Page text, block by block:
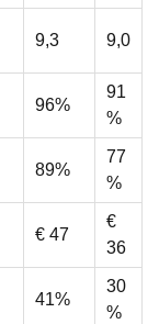
9,3 9,0
96%
91
%
89%
77
%
€ 47
€
36
41%
30
%